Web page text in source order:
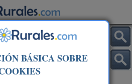
BÁSICA SOBRE